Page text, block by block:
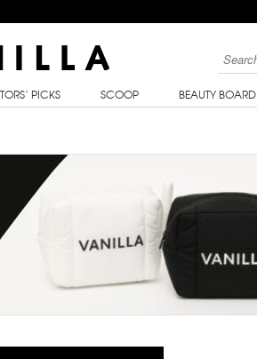
PICKS SCOOP BEAUTY BOARD